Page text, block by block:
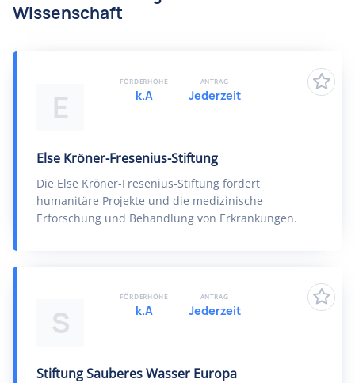
Wissenschaft
E
Else Kröner-Fresenius-Stiftung
Die Else Kröner-Fresenius-Stiftung fördert
humanitäre Projekte und die medizinische
Erforschung und Behandlung von Erkrankungen.
FÖRDERHÖHE
k.A
ANTRAG
Jederzeit
S
Stiftung Sauberes Wasser Europa
FÖRDERHÖHE
k.A
ANTRAG
Jederzeit